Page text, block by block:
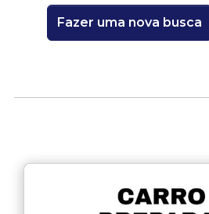
Fazer uma nova busca